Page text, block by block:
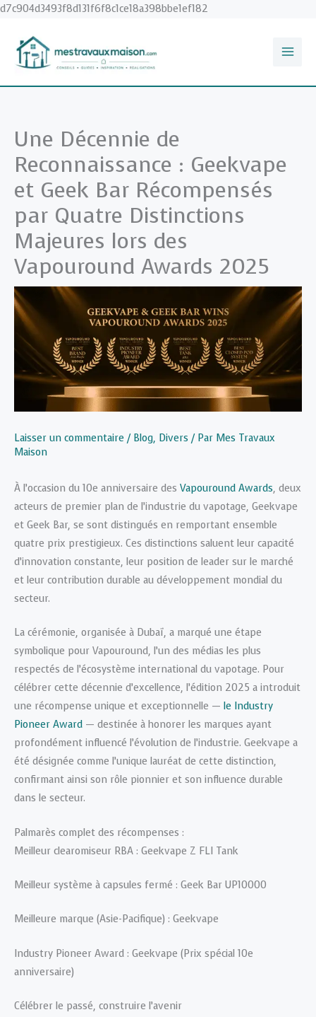
d7c904d3493f8d131f6f8c1ce18a398bbe1ef182
Une Décennie de
Reconnaissance : Geekvape
et Geek Bar Récompensés
par Quatre Distinctions
Majeures lors des
Vapouround Awards 2025
Laisser un commentaire / Blog, Divers / Par Mes Travaux
Maison
À l’occasion du 10e anniversaire des Vapouround Awards, deux
acteurs de premier plan de l’industrie du vapotage, Geekvape
et Geek Bar, se sont distingués en remportant ensemble
quatre prix prestigieux. Ces distinctions saluent leur capacité
d’innovation constante, leur position de leader sur le marché
et leur contribution durable au développement mondial du
secteur.
La cérémonie, organisée à Dubaï, a marqué une étape
symbolique pour Vapouround, l’un des médias les plus
respectés de l’écosystème international du vapotage. Pour
célébrer cette décennie d’excellence, l’édition 2025 a introduit
une récompense unique et exceptionnelle — le Industry
Pioneer Award — destinée à honorer les marques ayant
profondément influencé l’évolution de l’industrie. Geekvape a
été désignée comme l’unique lauréat de cette distinction,
confirmant ainsi son rôle pionnier et son influence durable
dans le secteur.
Palmarès complet des récompenses :
Meilleur clearomiseur RBA : Geekvape Z FLI Tank
Meilleur système à capsules fermé : Geek Bar UP10000
Meilleure marque (Asie-Pacifique) : Geekvape
Industry Pioneer Award : Geekvape (Prix spécial 10e
anniversaire)
Célébrer le passé, construire l’avenir